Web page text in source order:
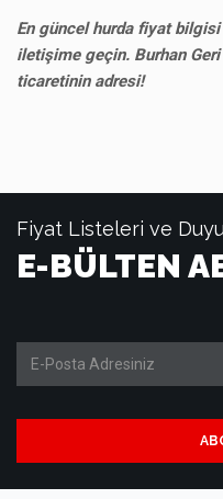
En güncel hurda fiyat
iletişime geçin. Burhan
ticaretinin adresi!
Fiyat Listeleri ve
E-BÜLTEN